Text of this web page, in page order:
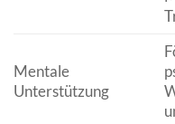
Mentale
Unterstützung